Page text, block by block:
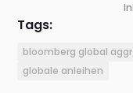
Tags:
bloomberg global
globale anleihen